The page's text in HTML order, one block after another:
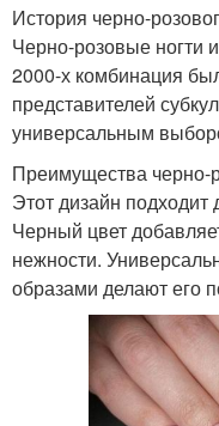
История черно-
Черно-розовые ногти
2000-х комбинация
представителей
универсальным
Преимущества черно-
Этот дизайн подходит
Черный цвет
нежности.
образами делают его